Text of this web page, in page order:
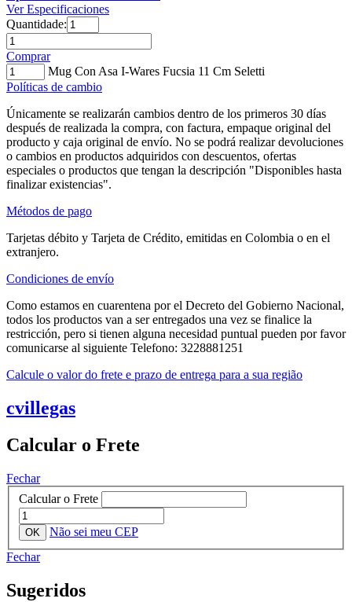
Ver Especificaciones
Quantidade:
Comprar
Mug Con Asa I-Wares Fucsia 11 Cm Seletti
Políticas de cambio
Únicamente se realizarán cambios dentro de los primeros 30 días
después de realizada la compra, con factura, empaque original del
producto y caja original de envío. No se podrá realizar devoluciones
o cambios en productos adquiridos con descuentos, ofertas
especiales o productos que tengan la descripción "Disponibles hasta
finalizar existencias".
Métodos de pago
Tarjetas débito y Tarjeta de Crédito, emitidas en Colombia o en el
extranjero.
Condiciones de envío
Como estamos en cuarentena por el Decreto del Gobierno Nacional,
todos los productos van a ser entregados una vez se finalice la
restricción, pero si tienen alguna necesidad puntual pueden por favor
comunicarse al siguiente Telefono: 3228881251
Calcule o valor do frete e prazo de entrega para a sua região
cvillegas
Calcular o Frete
Fechar
Calcular o Frete
Não sei meu CEP
Fechar
Sugeridos